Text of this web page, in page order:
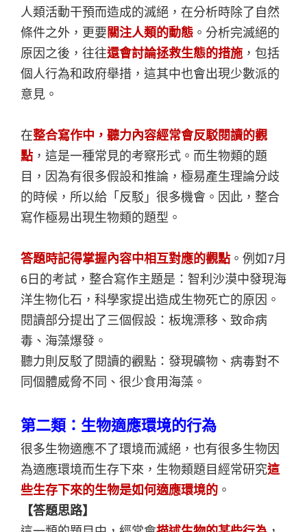
人類活動干預而造成的滅絕，在分析時除了自然
條件之外，更要 關注人類的動態 。分析完滅絕的
原因之後，往往還會討論拯救生態的措施 ，包括
個人行為和政府舉措，這其中也會出現少數派的
意見。
在整合寫作中，聽力內容經常會反駁閱讀的觀
點 ，這是一種常見的考察形式。而生物類的題
目，因為有很多假設和推論，極易產生理論分歧
的時候，所以給「反駁」很多機會。因此，整合
寫作極易出現生物類的題型。
答題時記得掌握內容中相互對應的觀點 。例如7月
6日的考試，整合寫作主題是：智利沙漠中發現海
洋生物化石，科學家提出造成生物死亡的原因。
閱讀部分提出了三個假設：板塊漂移、致命病
毒、海藻爆發。
聽力則反駁了閱讀的觀點：發現礦物、病毒對不
同個體威脅不同、很少食用海藻。
第二類：生物適應環境的行為
很多生物適應不了環境而滅絕，也有很多生物因
為適應環境而生存下來，生物類題目經常研究這
些生存下來的生物是如何適應環境的 。
【答題思路】